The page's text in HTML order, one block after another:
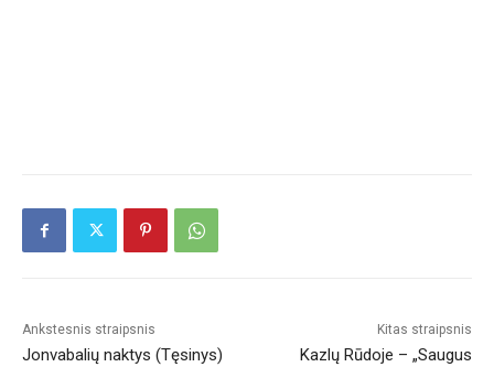
Ankstesnis straipsnis Kitas straipsnis